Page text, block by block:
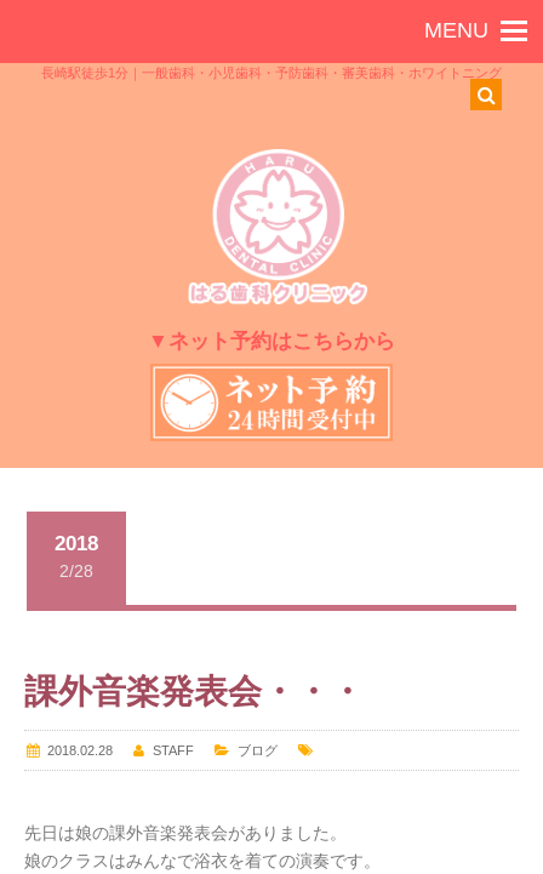
長崎駅徒歩1分｜一般歯科・小児歯科・予防歯科・審美歯科・ホワイトニング
▼ネット予約はこちらから
2018
2/28
課外音楽発表会・・・
2018.02.28 STAFF ブログ
先日は娘の課外音楽発表会がありました。
娘のクラスはみんなで浴衣を着ての演奏です。